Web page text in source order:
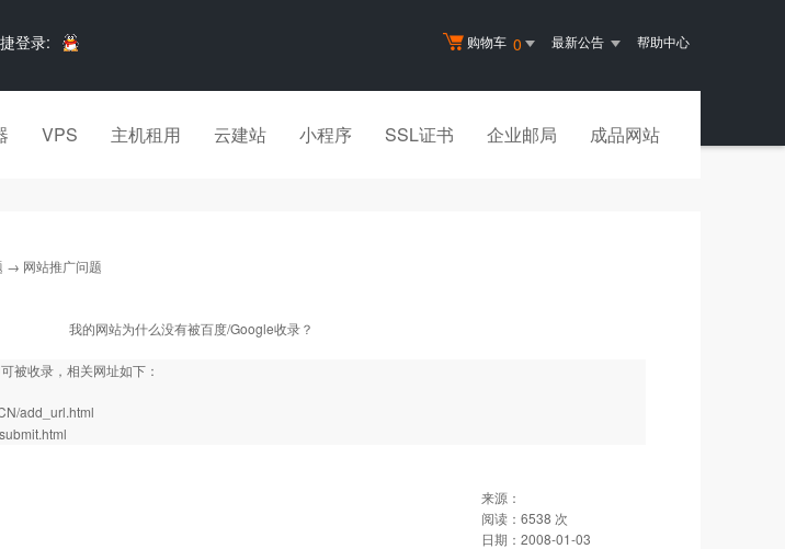
购物车 0 最新公告 帮助中心
登录:
VPS 主机租用 云建站 小程序 SSL证书 企业邮局 成品网站
→ 网站推广问题
我的网站为什么没有被百度/Google收录？
被收录，相关网址如下：
add_url.html
来源：
阅读： 6538 次
日期： 2008-01-03